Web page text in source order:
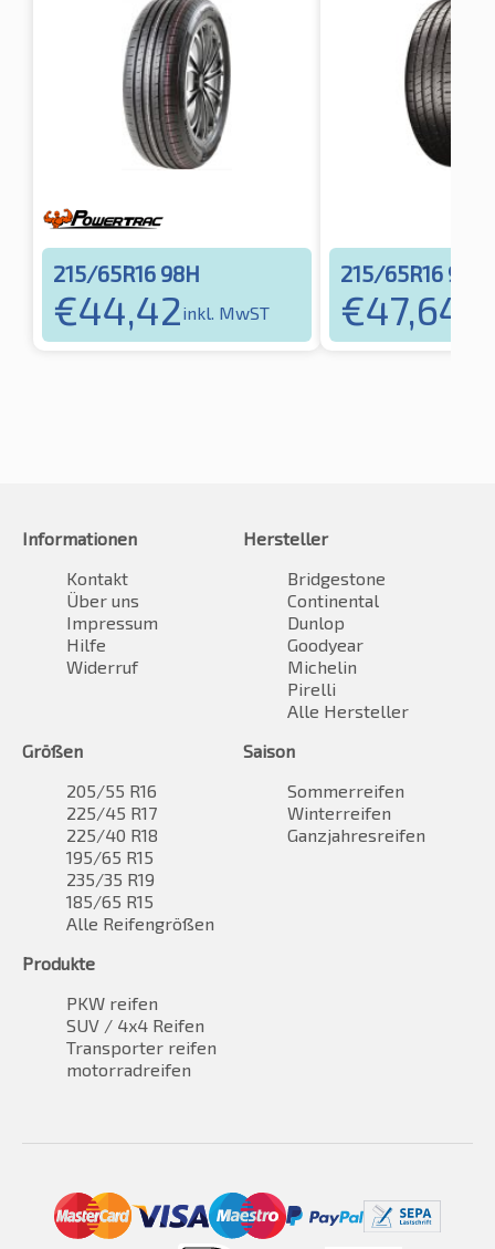
215/65R16 98H
€44,42inkl. MwST
215/65R16 98H
€47,64
Informationen
Kontakt
Über uns
Impressum
Hilfe
Widerruf
Hersteller
Bridgestone
Continental
Dunlop
Goodyear
Michelin
Pirelli
Alle Hersteller
Größen
205/55 R16
225/45 R17
225/40 R18
195/65 R15
235/35 R19
185/65 R15
Alle Reifengrößen
Saison
Sommerreifen
Winterreifen
Ganzjahresreifen
Produkte
PKW reifen
SUV / 4x4 Reifen
Transporter reifen
motorradreifen